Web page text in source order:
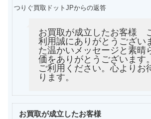
つりぐ買取ドットJPからの返答
お買取が成立したお客様
利用誠にありがとうござい
た温かいメッセージと素晴
価をありがとうございます
ご利用ください。心よりお
ります。
お買取が成立したお客様